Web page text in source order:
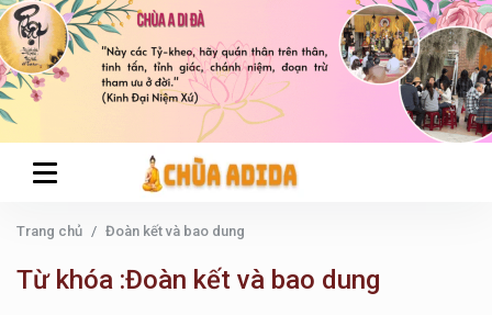
Trang chủ Đoàn kết và bao dung
Từ khóa :Đoàn kết và bao dung